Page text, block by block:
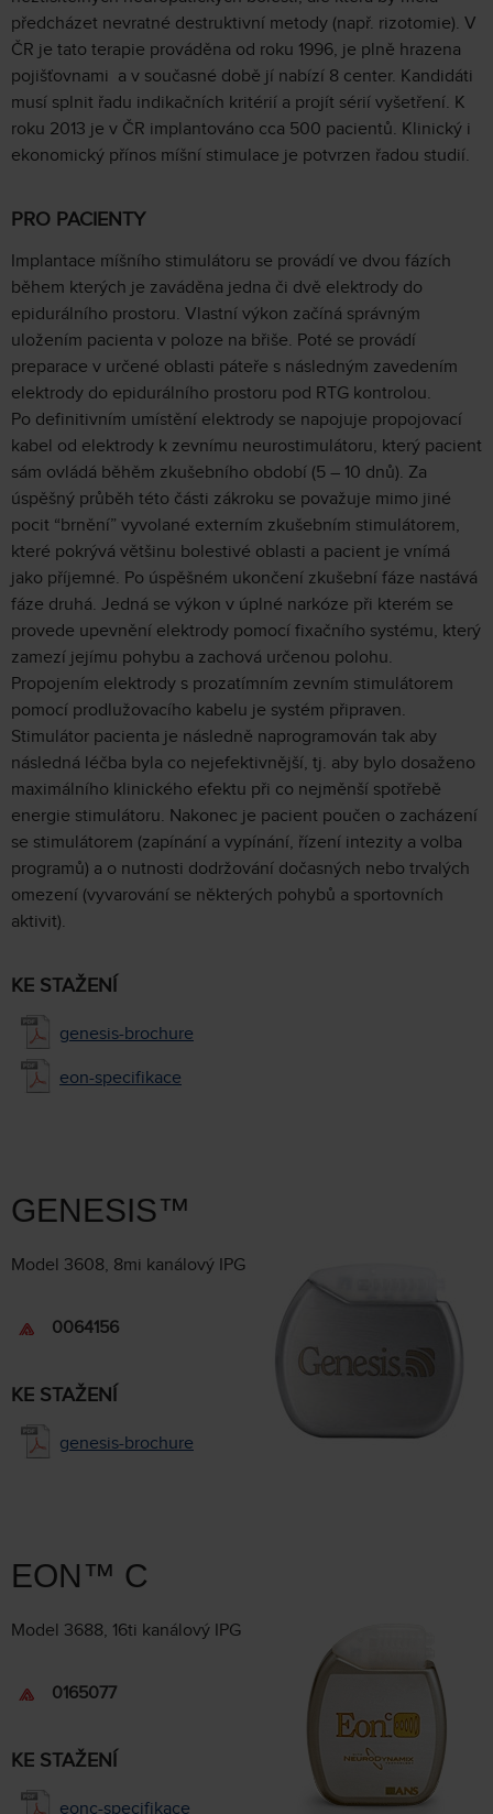
předcházet nevratné destruktivní metody (např. rizotomie). V
ČR je tato terapie prováděna od roku 1996, je plně hrazena
pojišťovnami a v současné době jí nabízí 8 center. Kandidáti
musí splnit řadu indikačních kritérií a projít sérií vyšetření. K
roku 2013 je v ČR implantováno cca 500 pacientů. Klinický i
ekonomický přínos míšní stimulace je potvrzen řadou studií.
PRO PACIENTY
Implantace míšního stimulátoru se provádí ve dvou fázích
během kterých je zaváděna jedna či dvě elektrody do
epidurálního prostoru. Vlastní výkon začíná správným
uložením pacienta v poloze na břiše. Poté se provádí
preparace v určené oblasti páteře s následným zavedením
elektrody do epidurálního prostoru pod RTG kontrolou.
Po definitivním umístění elektrody se napojuje propojovací
kabel od elektrody k zevnímu neurostimulátoru, který pacient
sám ovládá běhěm zkušebního období (5 – 10 dnů). Za
úspěšný průběh této části zákroku se považuje mimo jiné
pocit “brnění” vyvolané externím zkušebním stimulátorem,
které pokrývá většinu bolestivé oblasti a pacient je vnímá
jako příjemné. Po úspěšném ukončení zkušební fáze nastává
fáze druhá. Jedná se výkon v úplné narkóze při kterém se
provede upevnění elektrody pomocí fixačního systému, který
zamezí jejímu pohybu a zachová určenou polohu.
Propojením elektrody s prozatímním zevním stimulátorem
pomocí prodlužovacího kabelu je systém připraven.
Stimulátor pacienta je následně naprogramován tak aby
následná léčba byla co nejefektivnější, tj. aby bylo dosaženo
maximálního klinického efektu při co nejměnší spotřebě
energie stimulátoru. Nakonec je pacient poučen o zacházení
se stimulátorem (zapínání a vypínání, řízení intezity a volba
programů) a o nutnosti dodržování dočasných nebo trvalých
omezení (vyvarování se některých pohybů a sportovních
aktivit).
KE STAŽENÍ
genesis-brochure
eon-specifikace
GENESIS™
Model 3608, 8mi kanálový IPG
0064156
KE STAŽENÍ
genesis-brochure
EON™ C
Model 3688, 16ti kanálový IPG
0165077
KE STAŽENÍ
eonc-specifikace